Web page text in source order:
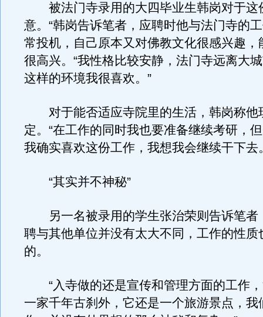
被法门寺录用的大四毕业生韩岗对于这
意。“韩岗告诉笔者，应聘时他与法门寺的
常投机，自己原本又对佛教文化很感兴趣，
很高兴。“我性格比较安静，法门寺远离大
这样的环境我很喜欢。”
对于能否适应寺院里的生活，韩岗称他
定。“在工作的同时我也要准备继续考研，
我确实喜欢这份工作，我想我会继续干下去
“其实并不神秘”
另一名被录用的学生张治荣则告诉笔者
聘与其他单位并没有太大不同，工作的性质
的。
“入寺做的还是宣传和管理方面的工作，
一家千年古刹外，它还是一个旅游景点，我